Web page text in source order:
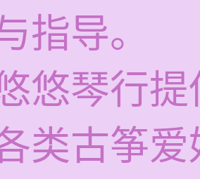
指导。
悠琴行
类古筝